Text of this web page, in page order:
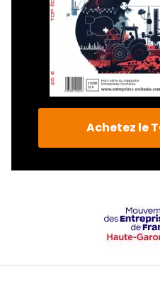
Achetez le